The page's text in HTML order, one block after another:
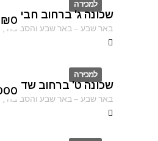
למכירה
ID
₪0
שכונה ג' ברחוב חביבה
באר שבע–באר שבע והסביבה ,
למכירה
ID
שכונה ט' ברחוב שדרות
באר שבע–באר שבע והסביבה ,